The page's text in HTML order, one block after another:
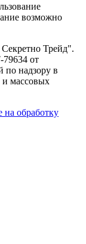
возможно
Трейд".
от
по надзору в
и массовых
на обработку